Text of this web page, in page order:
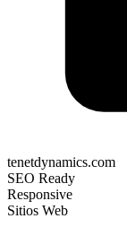
tenetdynamics.com
SEO Ready
Responsive
Sitios Web